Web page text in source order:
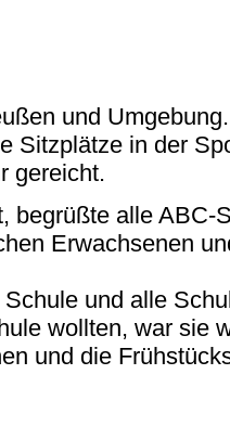
und Umgebung.
Sitzplätze in der
gereicht.
begrüßte alle ABC-
Erwachsenen
und alle
wollten, war sie
und die